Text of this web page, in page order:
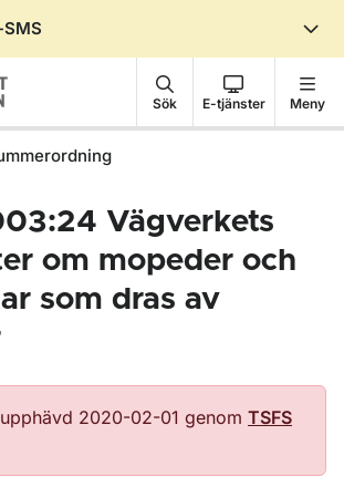
Sök E-tjänster Meny
Vägverkets
om mopeder och
som dras av
2020-02-01 genom TSFS